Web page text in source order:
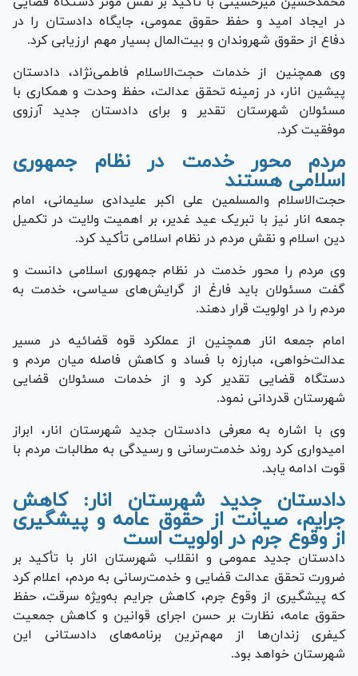
در ایجاد امید و حفظ حقوق عمومی، جایگاه دادستان را در
دفاع از حقوق شهروندان و بیت‌المال بسیار مهم ارزیابی کرد.
وی همچنین از خدمات حجت‌الاسلام فاطمی‌نژاد، دادستان
پیشین انار، در زمینه تحقق عدالت، حفظ وحدت و همکاری با
مسئولان شهرستان تقدیر و برای دادستان جدید آرزوی
موفقیت کرد.
مردم محور خدمت در نظام جمهوری
اسلامی هستند
حجت‌الاسلام والمسلمین علی اکبر علیدادی سلیمانی، امام
جمعه انار نیز با تبریک عید غدیر، بر اهمیت ولایت در تکمیل
دین اسلام و نقش مردم در نظام اسلامی تأکید کرد.
وی مردم را محور خدمت در نظام جمهوری اسلامی دانست و
گفت مسئولان باید فارغ از گرایش‌های سیاسی، خدمت به
مردم را در اولویت قرار دهند.
امام جمعه انار همچنین از عملکرد قوه قضائیه در مسیر
عدالت‌خواهی، مبارزه با فساد و کاهش فاصله میان مردم و
دستگاه قضایی تقدیر کرد و از خدمات مسئولان قضایی
شهرستان قدردانی نمود.
وی با اشاره به معرفی دادستان جدید شهرستان انار، ابراز
امیدواری کرد روند خدمت‌رسانی و رسیدگی به مطالبات مردم با
قوت ادامه یابد.
دادستان جدید شهرستان انار: کاهش
جرایم، صیانت از حقوق عامه و پیشگیری
از وقوع جرم در اولویت است
دادستان جدید عمومی و انقلاب شهرستان انار با تأکید بر
ضرورت تحقق عدالت قضایی و خدمت‌رسانی به مردم، اعلام کرد
که پیشگیری از وقوع جرم، کاهش جرایم به‌ویژه سرقت، حفظ
حقوق عامه، نظارت بر حسن اجرای قوانین و کاهش جمعیت
کیفری زندان‌ها از مهم‌ترین برنامه‌های دادستانی این
شهرستان خواهد بود.